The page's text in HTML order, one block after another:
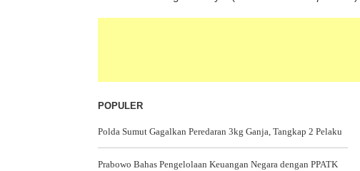
POPULER
Polda Sumut Gagalkan Peredaran 3kg Ganja, Tangkap 2 Pelaku
Prabowo Bahas Pengelolaan Keuangan Negara dengan PPATK